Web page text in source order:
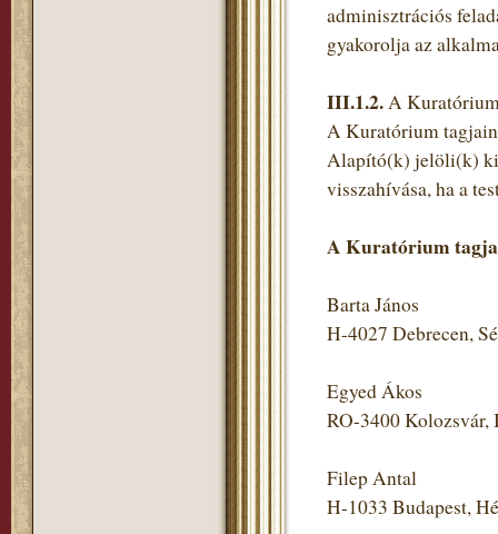
adminisztrációs
gyakorolja az
III.1.2.A
A Kuratórium
Alapító(k) jelöli(k)
visszahívása, ha a
A Kuratórium
Barta János
H-4027 Debrecen,
Egyed Ákos
RO-3400 Kolozsvár,
Filep Antal
H-1033 Budapest,